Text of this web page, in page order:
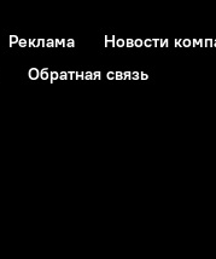
Реклама Новости
Обратная связь